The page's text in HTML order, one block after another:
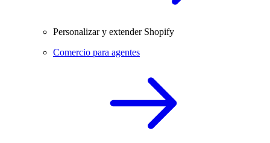
Personalizar y extender Shopify
Comercio para agentes